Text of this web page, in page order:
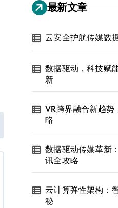
最新文章
云安全护航传媒数
数据驱动，科技赋
新
VR跨界融合新趋势
略
数据驱动传媒革新
讯全攻略
云计算弹性架构：
秘